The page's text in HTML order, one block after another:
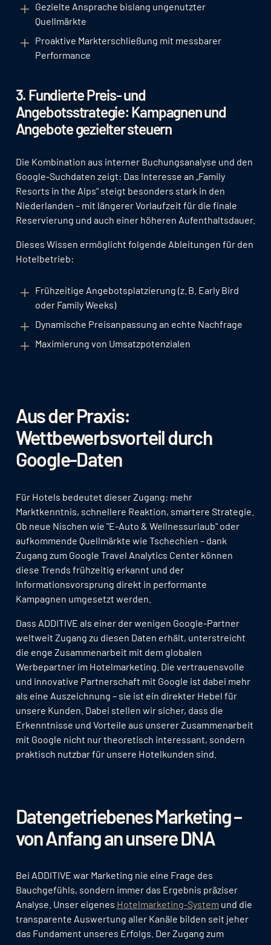
Gezielte Ansprache bislang ungenutzter
Quellmärkte
Proaktive Markterschließung mit messbarer
Performance
3. Fundierte Preis- und
Angebotsstrategie: Kampagnen und
Angebote gezielter steuern
Die Kombination aus interner Buchungsanalyse und den
Google-Suchdaten zeigt: Das Interesse an „Family
Resorts in the Alps“ steigt besonders stark in den
Niederlanden – mit längerer Vorlaufzeit für die finale
Reservierung und auch einer höheren Aufenthaltsdauer.
Dieses Wissen ermöglicht folgende Ableitungen für den
Hotelbetrieb:
Frühzeitige Angebotsplatzierung (z. B. Early Bird
oder Family Weeks)
Dynamische Preisanpassung an echte Nachfrage
Maximierung von Umsatzpotenzialen
Aus der Praxis:
Wettbewerbsvorteil durch
Google-Daten
Für Hotels bedeutet dieser Zugang: mehr
Marktkenntnis, schnellere Reaktion, smartere Strategie.
Ob neue Nischen wie "E-Auto & Wellnessurlaub" oder
aufkommende Quellmärkte wie Tschechien – dank
Zugang zum Google Travel Analytics Center können
diese Trends frühzeitig erkannt und der
Informationsvorsprung direkt in performante
Kampagnen umgesetzt werden.
Dass ADDITIVE als einer der wenigen Google-Partner
weltweit Zugang zu diesen Daten erhält, unterstreicht
die enge Zusammenarbeit mit dem globalen
Werbepartner im Hotelmarketing. Die vertrauensvolle
und innovative Partnerschaft mit Google ist dabei mehr
als eine Auszeichnung – sie ist ein direkter Hebel für
unsere Kunden. Dabei stellen wir sicher, dass die
Erkenntnisse und Vorteile aus unserer Zusammenarbeit
mit Google nicht nur theoretisch interessant, sondern
praktisch nutzbar für unsere Hotelkunden sind.
Datengetriebenes Marketing –
von Anfang an unsere DNA
Bei ADDITIVE war Marketing nie eine Frage des
Bauchgefühls, sondern immer das Ergebnis präziser
Analyse. Unser eigenes Hotelmarketing-System und die
transparente Auswertung aller Kanäle bilden seit jeher
das Fundament unseres Erfolgs. Der Zugang zum